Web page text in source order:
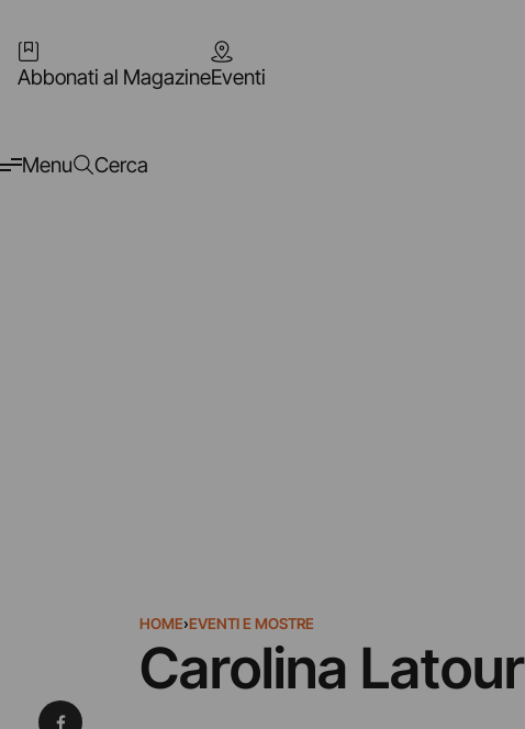
Abbonati al MagazineEventi
Menu Cerca
HOME›EVENTI E MOSTRE
Carolina Latour
Condividi su Facebook